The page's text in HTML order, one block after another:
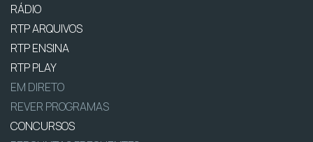
RÁDIO
RTP ARQUIVOS
RTP ENSINA
RTP PLAY
EM DIRETO
REVER PROGRAMAS
CONCURSOS